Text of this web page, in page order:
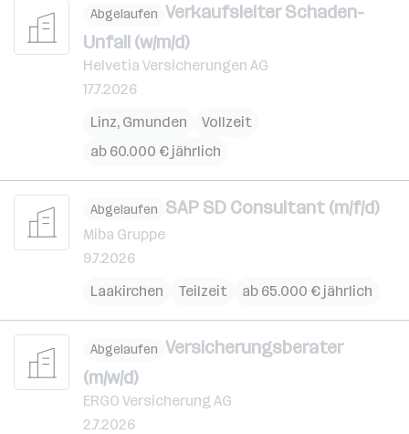
Abgelaufen Verkaufsleiter Schaden-
Unfall (w/m/d)
Helvetia Versicherungen AG
17.7.2026
Linz, Gmunden
Vollzeit
ab 60.000 € jährlich
Abgelaufen SAP SD Consultant (m/f/d)
Miba Gruppe
9.7.2026
Laakirchen
Teilzeit ab 65.000 € jährlich
Abgelaufen Versicherungsberater
(m/w/d)
ERGO Versicherung AG
2.7.2026